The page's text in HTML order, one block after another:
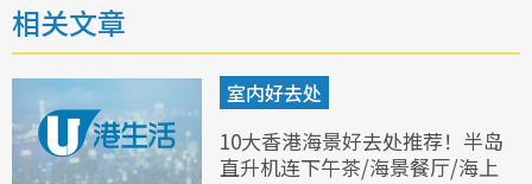
相关文章
室内好去处
10大香港海景好去处推荐！半岛
直升机连下午茶/海景餐厅/海上